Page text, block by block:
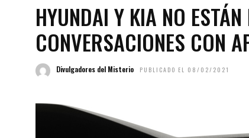
HYUNDAI Y KIA NO ESTÁN
CONVERSACIONES CON
Divulgadores del Misterio PUBLICADO EL 08/02/2021